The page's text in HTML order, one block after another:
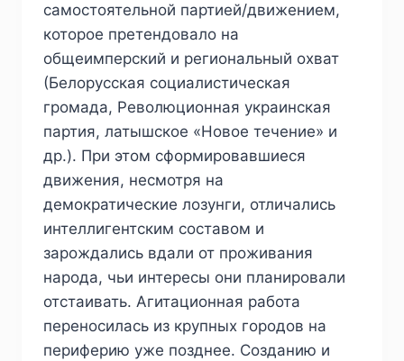
самостоятельной партией/движением,
которое претендовало на
общеимперский и региональный охват
(Белорусская социалистическая
громада, Революционная украинская
партия, латышское «Новое течение» и
др.). При этом сформировавшиеся
движения, несмотря на
демократические лозунги, отличались
интеллигентским составом и
зарождались вдали от проживания
народа, чьи интересы они планировали
отстаивать. Агитационная работа
переносилась из крупных городов на
периферию уже позднее. Созданию и